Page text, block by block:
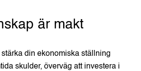
är makt
stärka din ekonomiska ställning
skulder, överväg att investera i